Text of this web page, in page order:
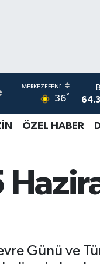
36°
ÖZEL HABER
Günü ve